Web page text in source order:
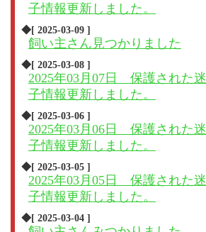
子情報更新しました。
◆[ 2025-03-09 ]
飼い主さん見つかりました
◆[ 2025-03-08 ]
2025年03月07日 保護された迷
子情報更新しました。
◆[ 2025-03-06 ]
2025年03月06日 保護された迷
子情報更新しました。
◆[ 2025-03-05 ]
2025年03月05日 保護された迷
子情報更新しました。
◆[ 2025-03-04 ]